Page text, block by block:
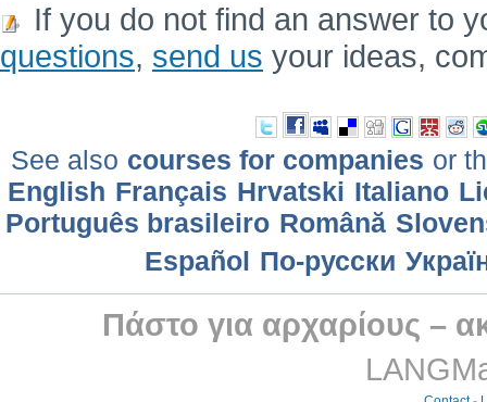
If you do not find an answer to
questions, send us your ideas,
See also courses for companies or
English Français Hrvatski Italiano
Português brasileiro Română
Еspañol По-русски
Πάστο για αρχαρίους –